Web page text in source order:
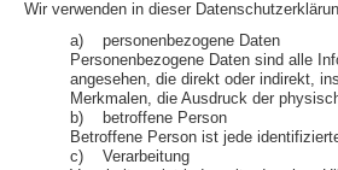
Wir verwenden in dieser
a) personenbezogene Daten
Personenbezogene Daten sind alle
angesehen, die direkt oder indirekt,
Merkmalen, die Ausdruck der
b) betroffene Person
Betroffene Person ist jede
c) Verarbeitung